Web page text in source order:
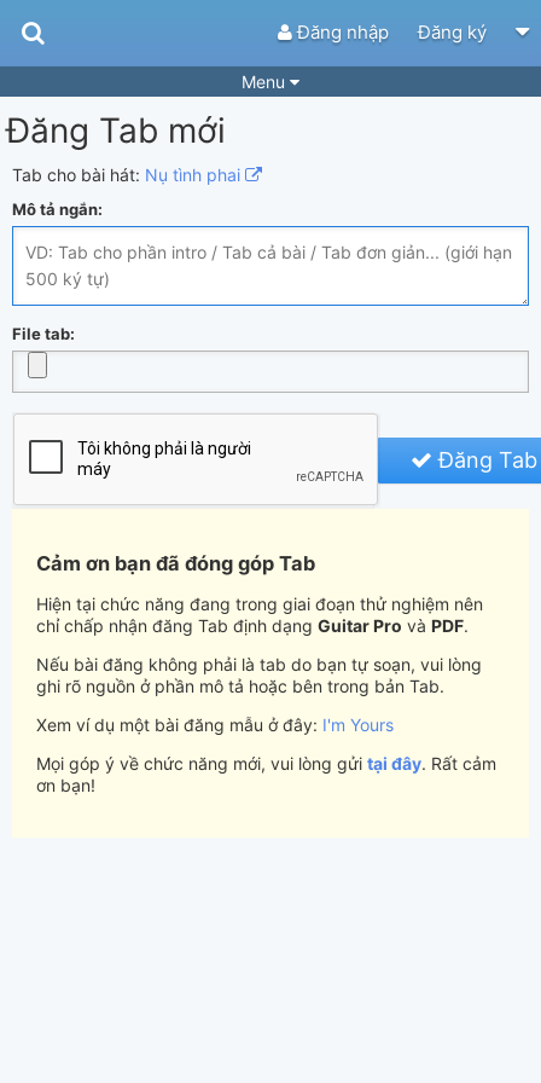
Đăng nhập Đăng ký
Menu
Bài hát
Playlist
Điệu bài hát
Tìm theo hợp âm Tải ứng dụng
Tắt quảng cáo
Đăng Tab mới
Tab cho bài hát: Nụ tình phai
Mô tả ngắn:
File tab:
Đăng
Cảm ơn bạn đã đóng góp Tab
Hiện tại chức năng đang trong giai đoạn thử nghiệm nên
chỉ chấp nhận đăng Tab định dạng Guitar Pro và PDF.
Nếu bài đăng không phải là tab do bạn tự soạn, vui lòng
ghi rõ nguồn ở phần mô tả hoặc bên trong bản Tab.
Xem ví dụ một bài đăng mẫu ở đây: I'm Yours
Mọi góp ý về chức năng mới, vui lòng gửi tại đây. Rất cảm
ơn bạn!